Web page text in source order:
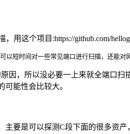
用这个项目:https://github.com/
短时间对一些常见端口进行扫描，还能对
因，所以没必要一上来就全端口
能性会比较大。
要是可以探测C段下面的很多资产